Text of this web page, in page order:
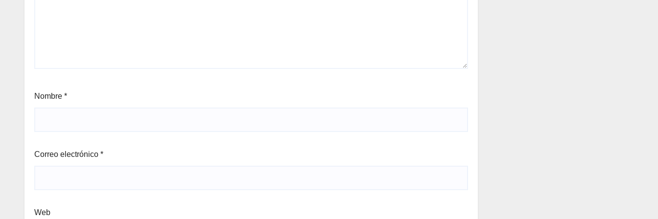
Nombre *
Correo electrónico *
Web